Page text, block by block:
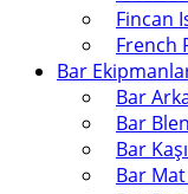
Fincan
French
Bar
Bar
Bar
Bar
Bar